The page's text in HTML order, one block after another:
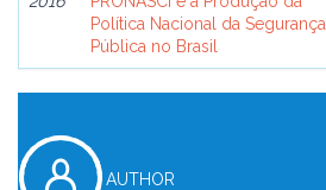
Política Nacional da Segurança
Pública no Brasil
AUTHOR